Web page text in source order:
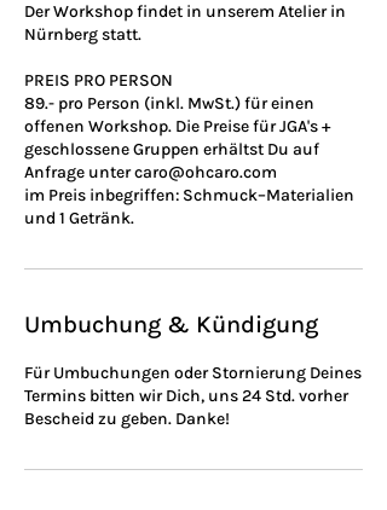
Der Workshop findet in unserem Atelier in
Nürnberg statt.
PREIS PRO PERSON
89.- pro Person (inkl. MwSt.) für einen
offenen Workshop. Die Preise für JGA's +
geschlossene Gruppen erhältst Du auf
Anfrage unter caro@ohcaro.com
im Preis inbegriffen: Schmuck–Materialien
Umbuchung & Kündigung
Für Umbuchungen oder Stornierung Deines
Termins bitten wir Dich, uns 24 Std. vorher
Bescheid zu geben. Danke!